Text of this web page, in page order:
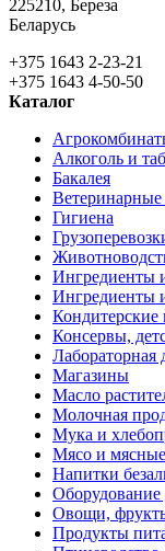
225210, Береза
Беларусь
+375 1643 2-23-21
+375 1643 4-50-50
Каталог
Алкоголь и
Бакалея
Гигиена
Ингредиенты
Ингредиенты
Кондитерские
Консервы,
Лабораторная
Магазины
Масло
Молочная
Мука и
Мясо и
Напитки
Оборудование
Овощи,
Продукты